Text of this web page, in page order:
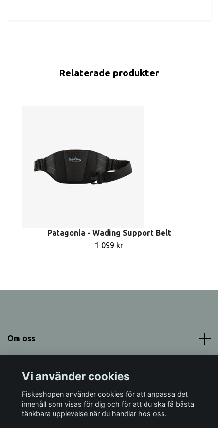
Patagonia - Wading Support Belt
1 099 kr
Om oss
Sociala medier
Vi använder cookies
Fiskeshopen använder cookies för att anpassa det
innehåll som visas för dig och för att du ska få bästa
tänkbara upplevelse när du handlar hos oss.